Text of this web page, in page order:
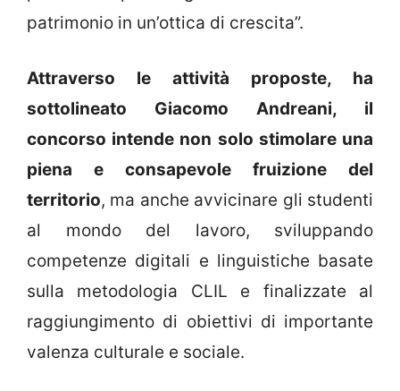
patrimonio in un’ottica di crescita”.
Attraverso le attività proposte, ha
sottolineato Giacomo Andreani, il
concorso intende non solo stimolare una
piena e consapevole fruizione del
territorio, ma anche avvicinare gli studenti
al mondo del lavoro, sviluppando
competenze digitali e linguistiche basate
sulla metodologia CLIL e finalizzate al
raggiungimento di obiettivi di importante
valenza culturale e sociale.